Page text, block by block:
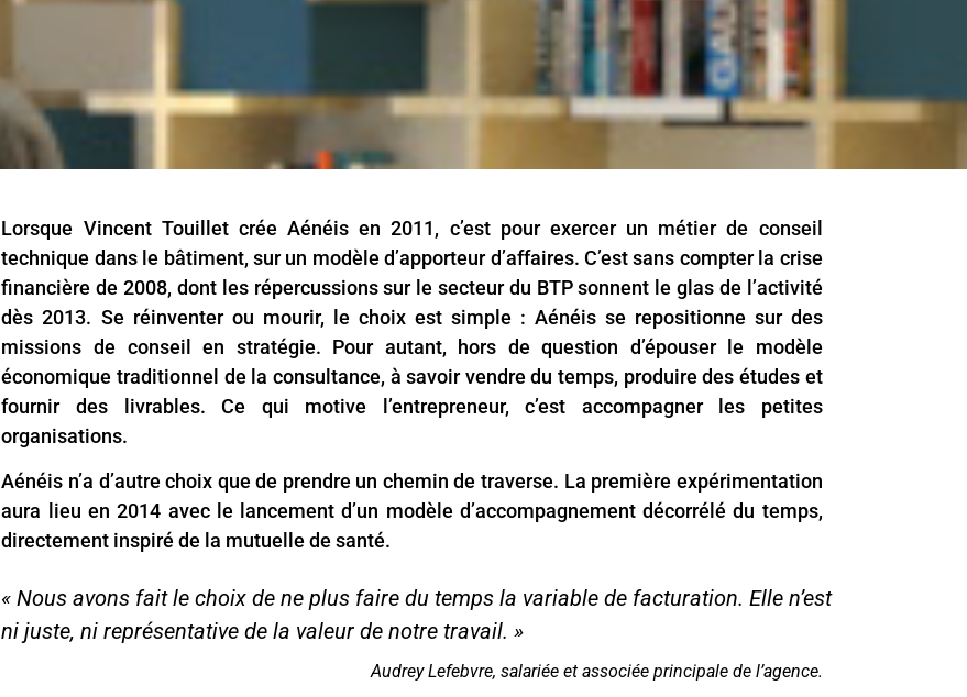
Lorsque Vincent Touillet crée Aénéis en 2011, c’est pour exercer un métier de conseil
technique dans le bâtiment, sur un modèle d’apporteur d’affaires. C’est sans compter la crise
financière de 2008, dont les répercussions sur le secteur du BTP sonnent le glas de l’activité
dès 2013. Se réinventer ou mourir, le choix est simple : Aénéis se repositionne sur des
missions de conseil en stratégie. Pour autant, hors de question d’épouser le modèle
économique traditionnel de la consultance, à savoir vendre du temps, produire des études et
fournir des livrables. Ce qui motive l’entrepreneur, c’est accompagner les petites
organisations.
Aénéis n’a d’autre choix que de prendre un chemin de traverse. La première expérimentation
aura lieu en 2014 avec le lancement d’un modèle d’accompagnement décorrélé du temps,
directement inspiré de la mutuelle de santé.
« Nous avons fait le choix de ne plus faire du temps la variable de facturation. Elle n’est
ni juste, ni représentative de la valeur de notre travail. »
Audrey Lefebvre, salariée et associée principale de l’agence.